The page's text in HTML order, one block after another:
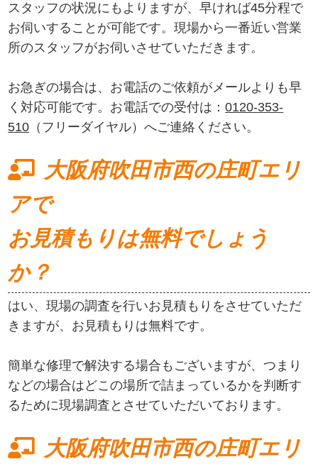
スタッフの状況にもよりますが、早ければ45分程で
お伺いすることが可能です。現場から一番近い営業
所のスタッフがお伺いさせていただきます。
お急ぎの場合は、お電話のご依頼がメールよりも早
く対応可能です。お電話での受付は：0120-353-
510 （フリーダイヤル）へご連絡ください。
大阪府吹田市西の庄町エリ
アで
お見積もりは無料でしょう
か？
はい、現場の調査を行いお見積もりをさせていただ
きますが、お見積もりは無料です。
簡単な修理で解決する場合もございますが、つまり
などの場合はどこの場所で詰まっているかを判断す
るために現場調査とさせていただいております。
大阪府吹田市西の庄町エリ